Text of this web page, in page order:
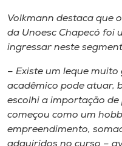
Volkmann destaca que
da Unoesc Chapecó foi
ingressar neste
– Existe um leque
acadêmico pode atuar,
escolhi a importação
começou como um
empreendimento,
adquiridos no curso –